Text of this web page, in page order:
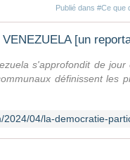
Publié dans #Ce que
s'approfondit de
définissent les